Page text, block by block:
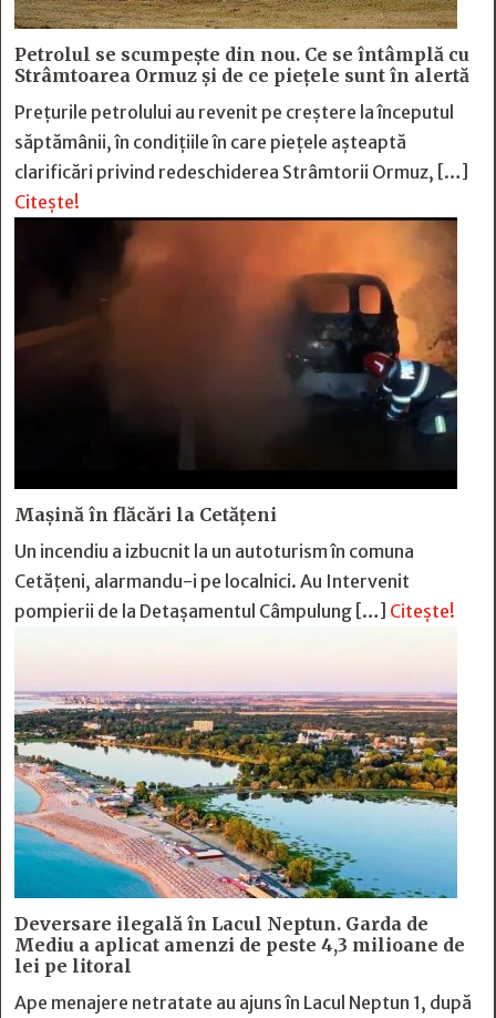
Petrolul se scumpește din nou. Ce se întâmplă cu
Strâmtoarea Ormuz și de ce piețele sunt în alertă
Prețurile petrolului au revenit pe creștere la începutul
săptămânii, în condițiile în care piețele așteaptă
clarificări privind redeschiderea Strâmtorii Ormuz, […]
Citește!
Mașină în flăcări la Cetățeni
Un incendiu a izbucnit la un autoturism în comuna
Cetățeni, alarmandu-i pe localnici. Au Intervenit
pompierii de la Detașamentul Câmpulung […] Citește!
Deversare ilegală în Lacul Neptun. Garda de
Mediu a aplicat amenzi de peste 4,3 milioane de
lei pe litoral
Ape menajere netratate au ajuns în Lacul Neptun 1, după